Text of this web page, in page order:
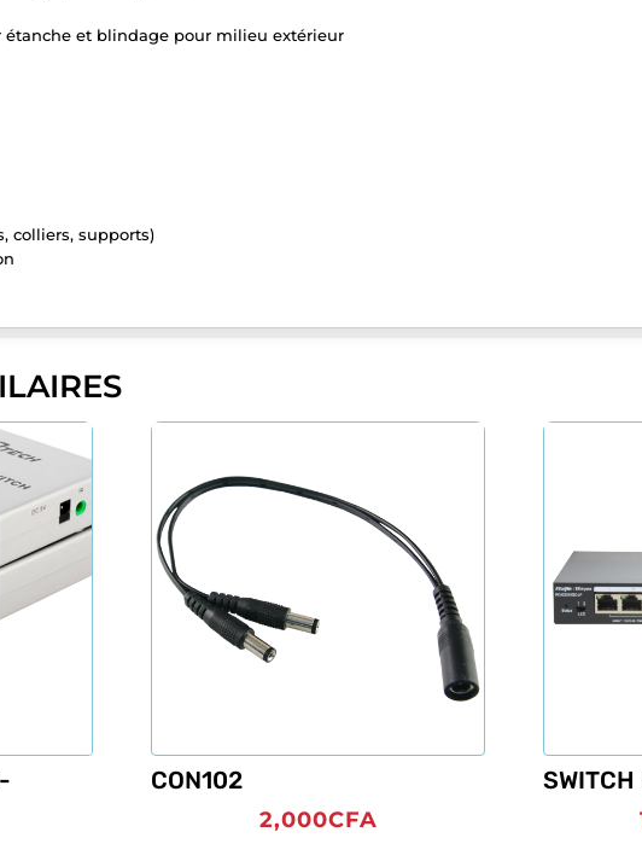
étanche et blindage pour milieu extérieur
colliers, supports)
CON102
2,000CFA